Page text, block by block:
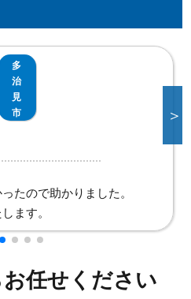
場に台所蛇口のトラブルでお
宅へ台所排水つまりのトラブ
宅へ台所蛇口故障のトラブル
へ台所蛇口水漏れのトラブ
して不安でしたが直して頂
＞
任せください